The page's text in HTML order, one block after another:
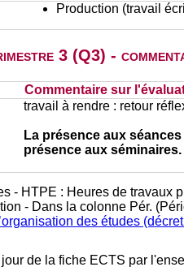
Production (travail
3 (Q3) -
Commentaire sur
travail à rendre : retour
La présence aux
présence aux
- HTPE : Heures de travaux
- Dans la colonne Pér.
des études
de la fiche ECTS par